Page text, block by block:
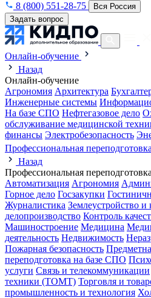
8 (800) 551-28-75
Вся Россия
Задать вопрос
Онлайн-обучение
Назад
Онлайн-обучение
Агрономия Архитектура
Инженерные системы
На базе СПО Нефтегазовое дело
обслуживание медицинской
финансы Электробезопасность
Профессиональная переподготовка
Назад
Профессиональная переподготовка
Автоматизация Агрономия
Горное дело Госзакупки
Журналистика Землеустройство и
делопроизводство Контроль
Машиностроение Медицина
деятельность Недвижимость
Пожарная безопасность
переподготовка на базе СПО
услуги Связь и телекоммуникации
техники (ТОМТ) Торговля и
промышленность и технология